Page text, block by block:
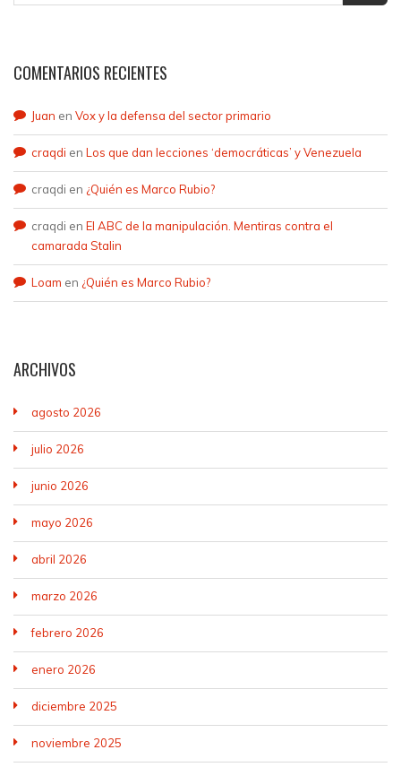
COMENTARIOS RECIENTES
Juan en Vox y la defensa del sector primario
craqdi en Los que dan lecciones ‘democráticas’ y Venezuela
craqdi en ¿Quién es Marco Rubio?
craqdi en El ABC de la manipulación. Mentiras contra el
camarada Stalin
Loam en ¿Quién es Marco Rubio?
ARCHIVOS
agosto 2026
julio 2026
junio 2026
mayo 2026
abril 2026
marzo 2026
febrero 2026
enero 2026
diciembre 2025
noviembre 2025